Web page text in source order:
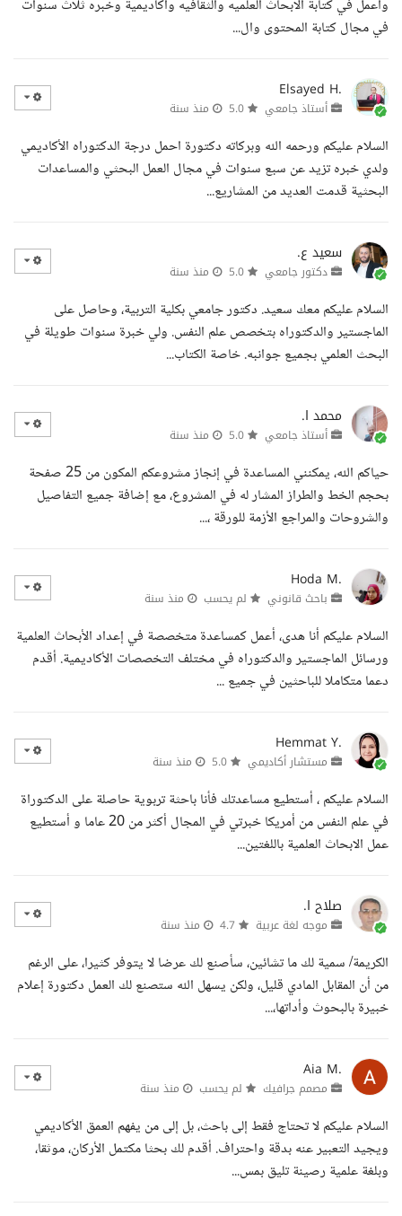
واعمل في كتابة الابحاث العلميه والثقافيه وأكاديمية وخبره ثلاث سنوات
في مجال كتابة المحتوى وال...
Elsayed H.
أستاذ جامعي منذ سنة
السلام عليكم ورحمه الله وبركاته دكتورة احمل درجة الدكتوراه الأكاديمي
ولدي خبره تزيد عن سبع سنوات في مجال العمل البحثي والمساعدات
البحثية قدمت العديد من المشاريع...
سعيد ع.
دكتور جامعي منذ سنة
السلام عليكم معك سعيد. دكتور جامعي بكلية التربية، وحاصل على
الماجستير والدكتوراه بتخصص علم النفس. ولي خبرة سنوات طويلة في
البحث العلمي بجميع جوانبه. خاصة الكتاب...
محمد ا.
أستاذ جامعي منذ سنة
حياكم الله، يمكنني المساعدة في إنجاز مشروعكم المكون من 25 صفحة
بحجم الخط والطراز المشار له في المشروع، مع إضافة جميع التفاصيل
والشروحات والمراجع الأزمة للورقة ،...
Hoda M.
باحث قانوني لم يحسب منذ سنة
السلام عليكم أنا هدى، أعمل كمساعدة متخصصة في إعداد الأبحاث العلمية
ورسائل الماجستير والدكتوراه في مختلف التخصصات الأكاديمية. أقدم
دعما متكاملا للباحثين في جميع ...
Hemmat Y.
مستشار أكاديمي منذ سنة
السلام عليكم ، أستطيع مساعدتك فأنا باحثة تربوية حاصلة على الدكتوراة
في علم النفس من أمريكا خبرتي في المجال أكثر من 20 عاما و أستطيع
عمل الابحاث العلمية باللغتين...
صلاح ا.
موجه لغة عربية منذ سنة
الكريمة/ سمية لك ما تشائين، سأصنع لك عرضا لا يتوفر كثيرا، على الرغم
من أن المقابل المادي قليل، ولكن يسهل الله ستصنع لك العمل دكتورة إعلام
خبيرة بالبحوث وأداتها،...
Aia M.
مصمم جرافيك لم يحسب منذ سنة
السلام عليكم لا تحتاج فقط إلى باحث، بل إلى من يفهم العمق الأكاديمي
ويجيد التعبير عنه بدقة واحتراف. أقدم لك بحثا مكتمل الأركان، موثقا،
وبلغة علمية رصينة تليق بمس...